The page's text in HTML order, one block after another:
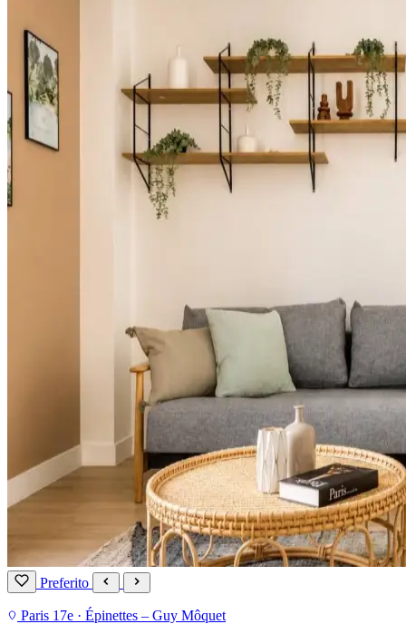
Preferito
Paris 17e · Épinettes – Guy Môquet